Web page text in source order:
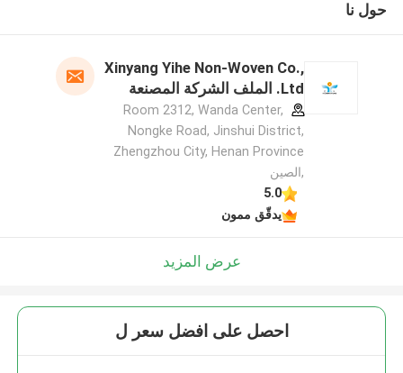
حول نا
Xinyang Yihe Non-Woven Co.,
Ltd. الملف الشركة المصنعة
Room 2312, Wanda Center,
Nongke Road, Jinshui District,
Zhengzhou City, Henan Province
,الصين
5.0
يدقّق ممون
عرض المزيد
احصل على افضل سعر ل